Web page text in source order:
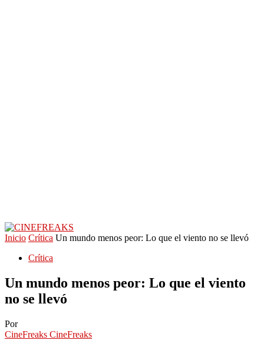
Inicio Crítica Un mundo menos peor: Lo que el viento no se llevó
Crítica
Un mundo menos peor: Lo que el viento
no se llevó
Por
CineFreaks CineFreaks